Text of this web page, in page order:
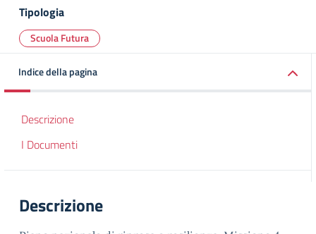
Tipologia
Scuola Futura
Indice della pagina
Descrizione
I Documenti
Descrizione